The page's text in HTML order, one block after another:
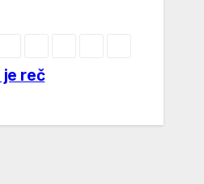
je reč